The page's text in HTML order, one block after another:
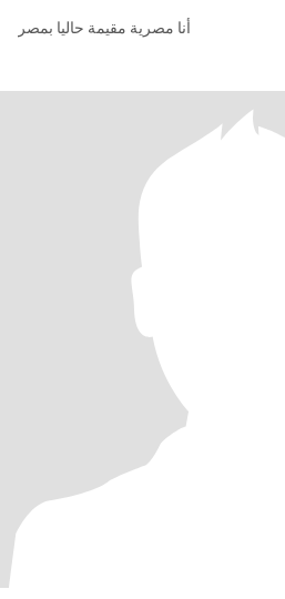
أنا مصرية مقيمة حاليا بمصر